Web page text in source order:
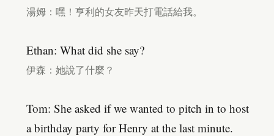
湯姆：嘿！亨利的女友昨天打電話給我。
Ethan: What did she say?
伊森：她說了什麼？
Tom: She asked if we wanted to pitch in to host
a birthday party for Henry at the last minute.